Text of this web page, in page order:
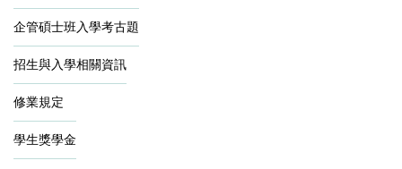
企管碩士班入學考古題
招生與入學相關資訊
修業規定
學生獎學金